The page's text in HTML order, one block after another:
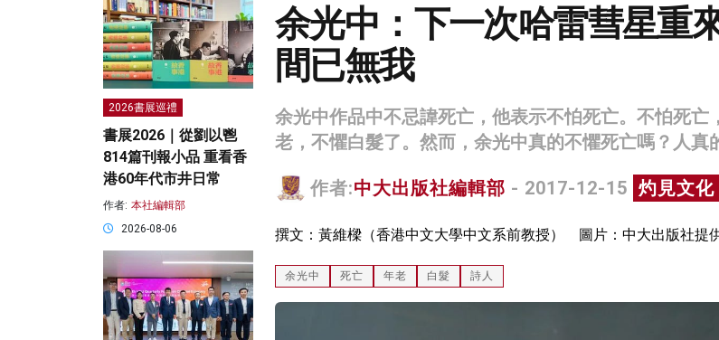
余光中：下一次哈雷彗星重
間已無我
余光中作品中不忌諱死亡，他表示不怕死亡。不怕死亡
老，不懼白髮了。然而，余光中真的不懼死亡嗎？人真
作者:中大出版社編輯部 - 2017-12-15 灼見文化
撰文：黃維樑（香港中文大學中文系前教授） 圖片：中大出版社提
余光中 死亡 年老 白髮 詩人
2026書展巡禮
書展2026｜從劉以鬯
814篇刊報小品 重看香
港60年代市井日常
作者: 本社編輯部
2026-08-06